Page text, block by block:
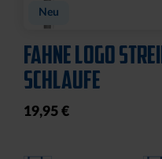
Neu
FAHNE LOGO
SCHLAUFE
19,95 €